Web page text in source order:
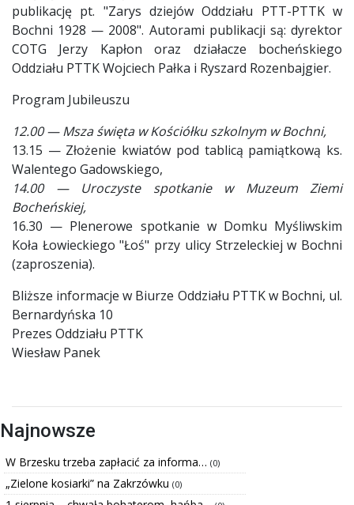
publikację pt. "Zarys dziejów Oddziału PTT-PTTK w
Bochni 1928 — 2008". Autorami publikacji są: dyrektor
COTG Jerzy Kapłon oraz działacze bocheńskiego
Oddziału PTTK Wojciech Pałka i Ryszard Rozenbajgier.
Program Jubileuszu
12.00 — Msza święta w Kościółku szkolnym w Bochni,
13.15 — Złożenie kwiatów pod tablicą pamiątkową ks.
Walentego Gadowskiego,
14.00 — Uroczyste spotkanie w Muzeum Ziemi
Bocheńskiej,
16.30 — Plenerowe spotkanie w Domku Myśliwskim
Koła Łowieckiego "Łoś" przy ulicy Strzeleckiej w Bochni
(zaproszenia).
Bliższe informacje w Biurze Oddziału PTTK w Bochni, ul.
Bernardyńska 10
Prezes Oddziału PTTK
Wiesław Panek
Najnowsze
W Brzesku trzeba zapłacić za informa… (0)
„Zielone kosiarki” na Zakrzówku (0)